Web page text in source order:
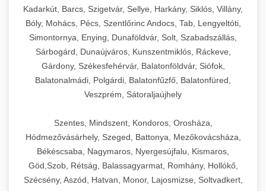
Kadarkút, Barcs, Szigetvár, Sellye, Harkány, Siklós, Villány,
Bóly, Mohács, Pécs, Szentlőrinc Andocs, Tab, Lengyeltóti,
Simontornya, Enying, Dunaföldvár, Solt, Szabadszállás,
Sárbogárd, Dunaújváros, Kunszentmiklós, Ráckeve,
Gárdony, Székesfehérvár, Balatonföldvár, Siófok,
Balatonalmádi, Polgárdi, Balatonfűzfő, Balatonfüred,
Veszprém, Sátoraljaújhely
Szentes, Mindszent, Kondoros, Orosháza,
Hódmezővásárhely, Szeged, Battonya, Mezőkovácsháza,
Békéscsaba, Nagymaros, Nyergesújfalu, Kismaros,
Göd,Szob, Rétság, Balassagyarmat, Romhány, Hollókő,
Szécsény, Aszód, Hatvan, Monor, Lajosmizse, Soltvadkert,